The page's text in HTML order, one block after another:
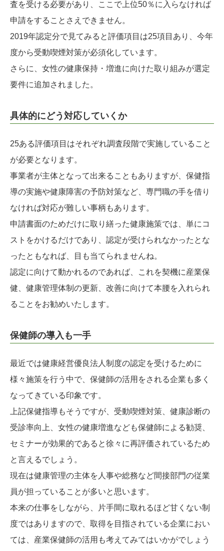
査を受ける必要があり、ここで上位50％に入らなければ
申請をすることさえできません。
2019年認定分で見てみると評価項目は25項目あり、今年
度から受動喫煙対策が必須化しています。
さらに、女性の健康保持・増進に向けた取り組みが選定
要件に追加されました。
具体的にどう対応していくか
25ある評価項目はそれぞれ調査段階で実施していること
が必要となります。
事業者が主体となって出来ることもありますが、保健指
導の実施や健康障害の予防対策など、専門職の手を借り
なければ対応が難しい事柄もあります。
申請書面のためだけに取り繕った健康施策では、単にコ
ストをかけるだけであり、認定が受けられなかったとな
ったともなれば、目も当てられませんね。
認定に向けて動かれるのであれば、これを契機に産業保
健、健康管理体制の更新、改善に向けて本腰を入れられ
ることをお勧めいたします。
保健師の導入も一手
最近では健康経営優良法人制度の認定を受けるために
様々施策を行う中で、保健師の活用をされる企業も多く
なってきている印象です。
上記保健指導もそうですが、受動喫煙対策、健康診断の
受診率向上、女性の健康増進なども保健師による勧奨、
セミナーが効果的であると徐々に再評価されているため
と言えるでしょう。
現在は健康管理の主体を人事や総務など間接部門の従業
員が担っていることが多いと思います。
本来の仕事をしながら、片手間に取れるほど甘くない制
度ではありますので、取得を目指されている企業におい
ては、産業保健師の活用も考えてみてはいかがでしょう